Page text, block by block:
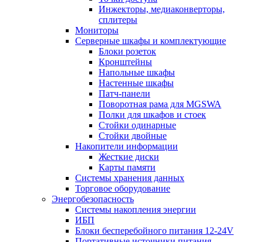
Инжекторы, медиаконверторы,
сплитеры
Мониторы
Серверные шкафы и комплектующие
Блоки розеток
Кронштейны
Напольные шкафы
Настенные шкафы
Патч-панели
Поворотная рама для MGSWA
Полки для шкафов и стоек
Стойки одинарные
Стойки двойные
Накопители информации
Жесткие диски
Карты памяти
Системы хранения данных
Торговое оборудование
Энергобезопасность
Системы накопления энергии
ИБП
Блоки бесперебойного питания 12-24V